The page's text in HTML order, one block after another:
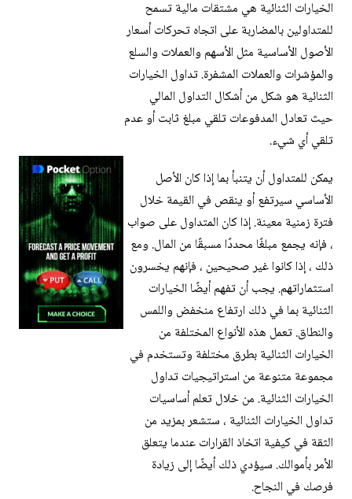
الخيارات الثنائية هي مشتقات مالية تسمح
للمتداولين بالمضاربة على اتجاه تحركات أسعار
الأصول الأساسية مثل الأسهم والعملات والسلع
والمؤشرات والعملات المشفرة. تداول الخيارات
الثنائية هو شكل من أشكال التداول المالي
حيث تعادل المدفوعات تلقي مبلغ ثابت أو عدم
تلقي أي شيء.
يمكن للمتداول أن يتنبأ بما إذا كان الأصل
الأساسي سيرتفع أو ينقص في القيمة خلال
فترة زمنية معينة. إذا كان المتداول على صواب
، فإنه يجمع مبلغًا محددًا مسبقًا من المال. ومع
ذلك ، إذا كانوا غير صحيحين ، فإنهم يخسرون
استثماراتهم. يجب أن تفهم أيضًا الخيارات
الثنائية بما في ذلك ارتفاع منخفض واللمس
والنطاق. تعمل هذه الأنواع المختلفة من
الخيارات الثنائية بطرق مختلفة وتستخدم في
مجموعة متنوعة من استراتيجيات تداول
الخيارات الثنائية. من خلال تعلم أساسيات
تداول الخيارات الثنائية ، ستشعر بمزيد من
الثقة في كيفية اتخاذ القرارات عندما يتعلق
الأمر بأموالك. سيؤدي ذلك أيضًا إلى زيادة
فرصك في النجاح.